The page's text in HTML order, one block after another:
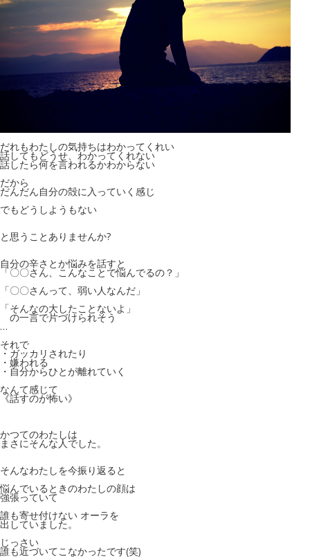
だれもわたしの気持ちはわかってくれい
話してもどうせ、わかってくれない
話したら何を言われるかわからない
だから
だんだん自分の殻に入っていく感じ
でもどうしようもない
と思うことありませんか?
自分の辛さとか悩みを話すと
「〇〇さん、こんなことで悩んでるの？」
「〇〇さんって、弱い人なんだ」
「そんなの大したことないよ」
の一言で片づけられそう
…
それで
・ガッカリされたり
・嫌われる
・自分からひとが離れていく
なんて感じて
《話すのが怖い》
かつてのわたしは
まさにそんな人でした。
そんなわたしを今振り返ると
悩んでいるときのわたしの顔は
強張っていて
誰も寄せ付けない オーラを
出していました。
じっさい
誰も近づいてこなかったです(笑)